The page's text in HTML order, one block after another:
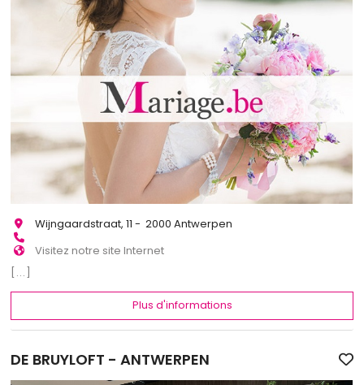
Wijngaardstraat, 11 - 2000 Antwerpen
Visitez notre site Internet
[...]
Plus d'informations
DE BRUYLOFT - ANTWERPEN